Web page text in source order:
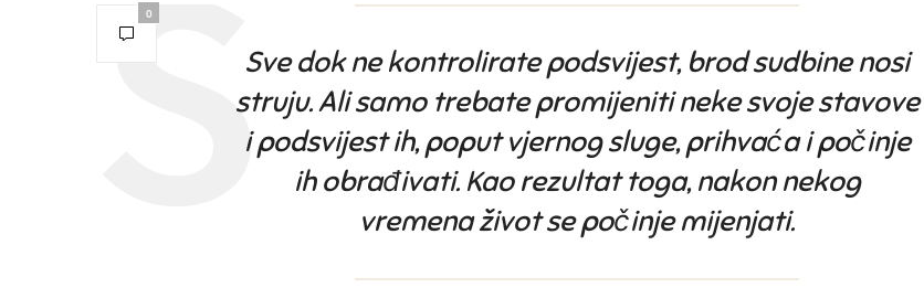
0
Sve dok ne kontrolirate podsvijest, brod sudbine nosi
struju. Ali samo trebate promijeniti neke svoje stavove
i podsvijest ih, poput vjernog sluge, prihvaća i počinje
ih obrađivati. Kao rezultat toga, nakon nekog
vremena život se počinje mijenjati.